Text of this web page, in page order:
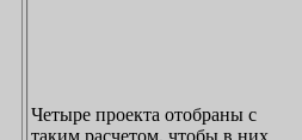
Четыре проекта отобраны с
таким расчетом, чтобы в них